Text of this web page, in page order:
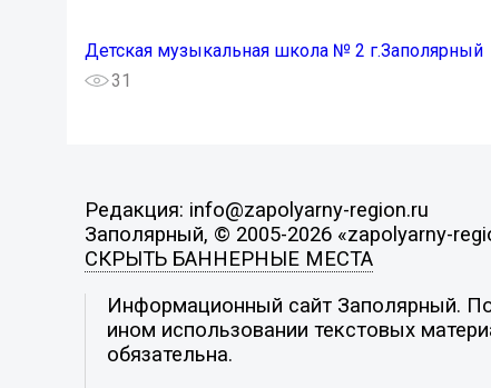
Детская музыкальная школа № 2 г.Заполярный
31
Редакция: info@zapolyarny-region.ru
Заполярный, © 2005-2026 «zapolyarny-
СКРЫТЬ БАННЕРНЫЕ МЕСТА
Информационный сайт Заполярный.
ином использовании текстовых
обязательна.